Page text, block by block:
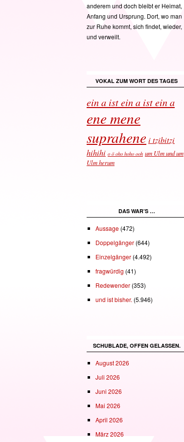
anderem und doch bleibt er Heimat,
Anfang und Ursprung. Dort, wo man
zur Ruhe kommt, sich findet, wieder,
und verweilt.
VOKAL ZUM WORT DES TAGES
ein a ist ein a ist ein a
ene mene
suprahene i tzibitzi
hihihi o ö oho hoho ooh um Ulm und um
Ulm herum
DAS WAR’S …
Aussage (472)
Doppelgänger (644)
Einzelgänger (4.492)
fragwürdig (41)
Redewender (353)
und ist bisher. (5.946)
SCHUBLADE, OFFEN GELASSEN.
August 2026
Juli 2026
Juni 2026
Mai 2026
April 2026
März 2026